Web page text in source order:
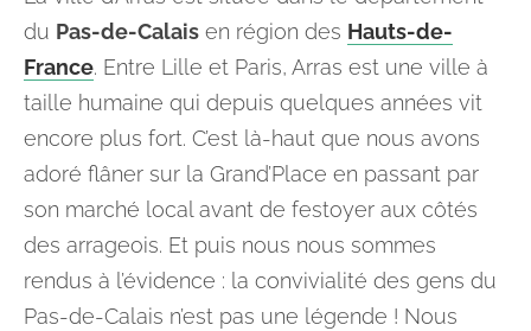
du Pas-de-Calais en région des Hauts-de-
France. Entre Lille et Paris, Arras est une ville à
taille humaine qui depuis quelques années vit
encore plus fort. C’est là-haut que nous avons
adoré flâner sur la Grand’Place en passant par
son marché local avant de festoyer aux côtés
des arrageois. Et puis nous nous sommes
rendus à l’évidence : la convivialité des gens du
Pas-de-Calais n’est pas une légende ! Nous